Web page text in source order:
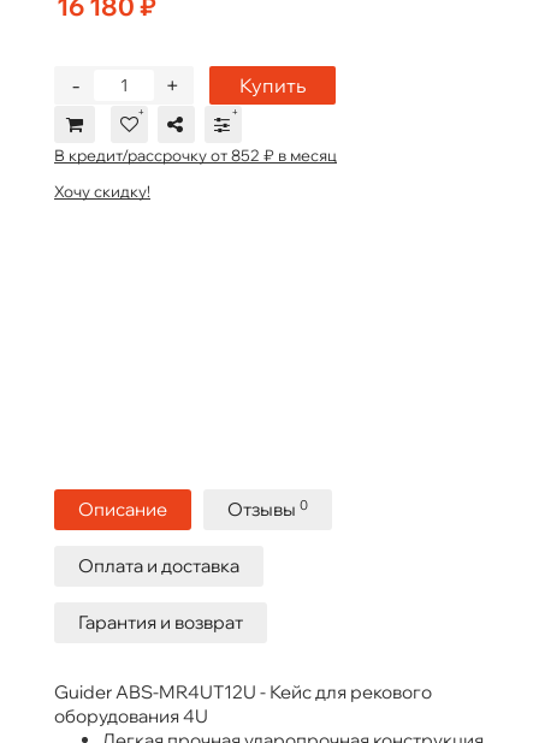
16 180 ₽
+
- Купить
В кредит/рассрочку от 852 ₽ в месяц
Хочу скидку!
Описание Отзывы 0
Оплата и доставка
Гарантия и возврат
Guider ABS-MR4UT12U - Кейс для рекового
оборудования 4U